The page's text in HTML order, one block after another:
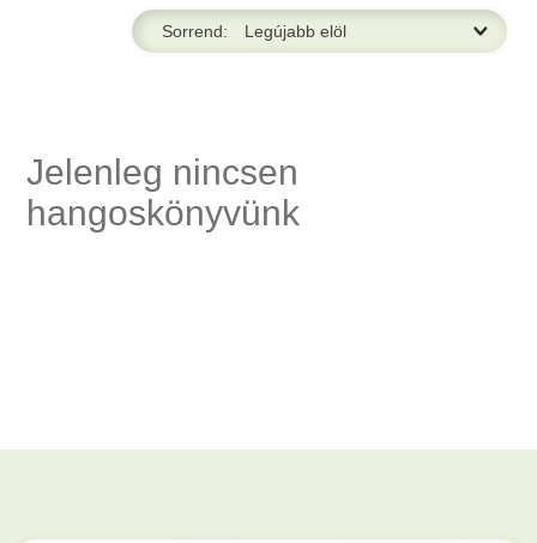
Sorrend:
Jelenleg nincsen
hangoskönyvünk